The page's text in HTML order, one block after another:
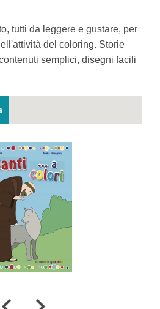
tutti da leggere e gustare, per
del coloring. Storie
semplici, disegni facili